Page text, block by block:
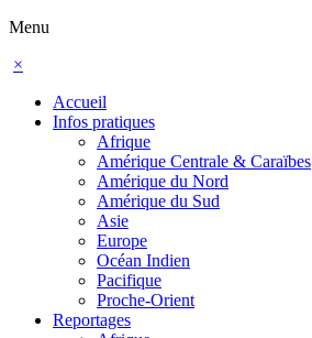
Menu
×
Accueil
Infos pratiques
Afrique
Amérique Centrale & Caraïbes
Amérique du Nord
Amérique du Sud
Asie
Europe
Océan Indien
Pacifique
Proche-Orient
Reportages